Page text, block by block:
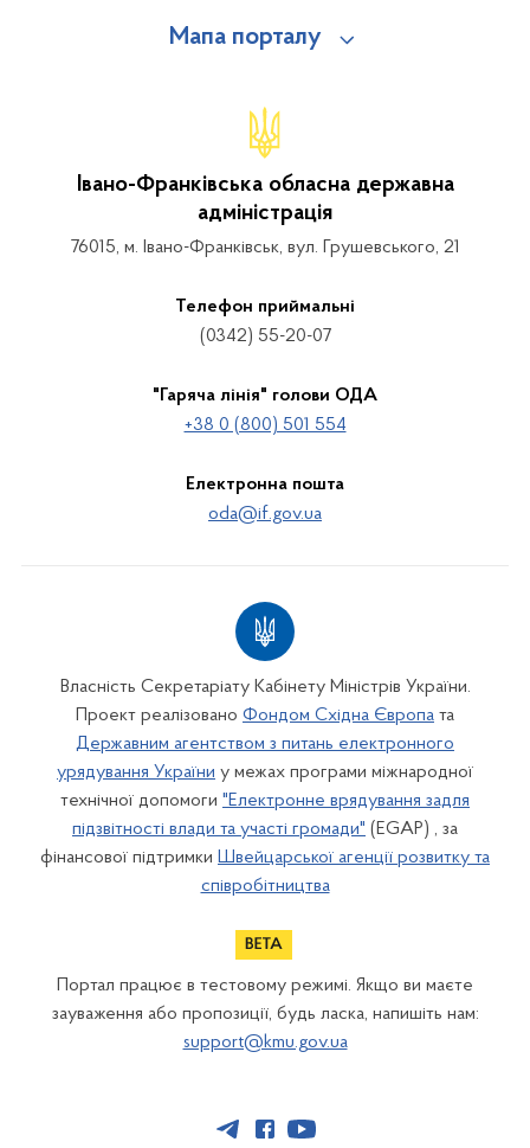
Мапа порталу
Івано-Франківська обласна державна
адміністрація
76015, м. Івано-Франківськ, вул. Грушевського, 21
Телефон приймальні
(0342) 55-20-07
"Гаряча лінія" голови ОДА
+38 0 (800) 501 554
Електронна пошта
oda@if.gov.ua
Власність Секретаріату Кабінету Міністрів України.
Проект реалізовано Фондом Східна Європа та
Державним агентством з питань електронного
урядування України у межах програми міжнародної
технічної допомоги "Електронне врядування задля
підзвітності влади та участі громади" (EGAP) , за
фінансової підтримки Швейцарської агенції розвитку та
співробітництва
Портал працює в тестовому режимі. Якщо ви маєте
зауваження або пропозиції, будь ласка, напишіть нам:
support@kmu.gov.ua